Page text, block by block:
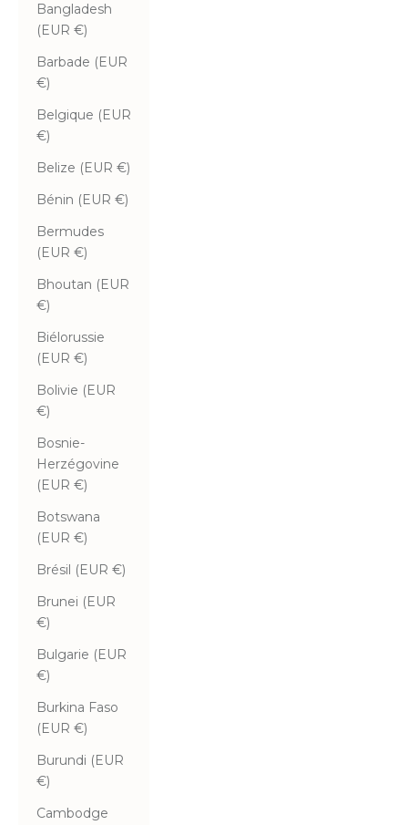
Bangladesh
(EUR €)
Barbade (EUR
€)
Belgique (EUR
€)
Belize (EUR €)
Bénin (EUR €)
Bermudes
(EUR €)
Bhoutan (EUR
€)
Biélorussie
(EUR €)
Bolivie (EUR
€)
Bosnie-
Herzégovine
(EUR €)
Botswana
(EUR €)
Brésil (EUR €)
Brunei (EUR
€)
Bulgarie (EUR
€)
Burkina Faso
(EUR €)
Burundi (EUR
€)
Cambodge